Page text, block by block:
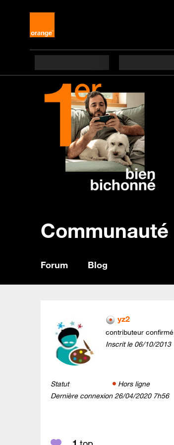
Communauté
Forum Blog
yz2
contributeur confirmé
Inscrit le ‎06/10/2013
Statut
Hors ligne
Dernière connexion ‎26/04/2020 7h56